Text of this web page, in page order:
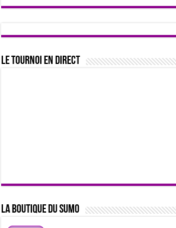
Le tournoi en direct
La boutique du sumo